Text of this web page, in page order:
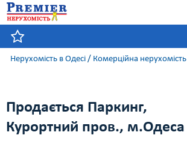
Нерухомість в Одесі / Комерційна нерухомість
Продається Паркинг,
Курортний пров., м.Одеса